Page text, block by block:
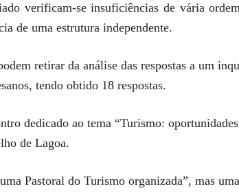
verificam-se insuficiências de vária
de uma estrutura independente.
retirar da análise das respostas a um
tendo obtido 18 respostas.
dedicado ao tema “Turismo:
de Lagoa.
Pastoral do Turismo organizada”, mas